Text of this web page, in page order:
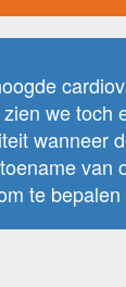
we toch
wanneer
van
te